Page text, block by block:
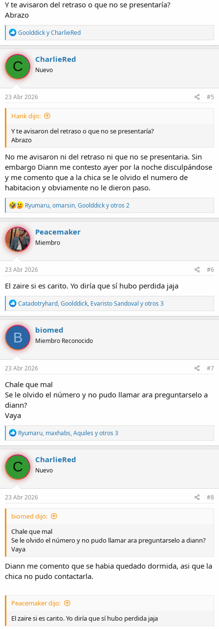
Y te avisaron del retraso o que no se presentaría?
Abrazo
R
e
a
c
c
i
o
n
e
GoolddickyCharlieRed
C CharlieRed
Nuevo
23 Abr 2026 #5
Hank dijo:
Y te avisaron del retraso o que no se presentaría?
Abrazo
No me avisaron ni del retraso ni que no se presentaria. Sin
embargo Diann me contesto ayer por la noche disculpándose
y me comento que a la chica se le olvido el numero de
habitacion y obviamente no le dieron paso.
R
e
a
c
c
i
o
n
e
:
Ryumaru,omarsin,Goolddicky otros 2
Peacemaker
Miembro
23 Abr 2026 #6
El zaire si es carito. Yo diría que sí hubo perdida jaja
R
e
a
c
c
i
o
n
e
s
:
Catadotryhard,Goolddick, Evaristo Sandoval y otros 3
B biomed
Miembro Reconocido
23 Abr 2026 #7
Chale que mal
Se le olvido el número y no pudo llamar ara preguntarselo a
diann?
Vaya
R
e
a
c
c
i
o
n
e
Ryumaru, maxhabs,Aquiles y otros 3
C CharlieRed
Nuevo
23 Abr 2026 #8
biomed dijo:
Chale que mal
Se le olvido el número y no pudo llamar ara preguntarselo a diann?
Vaya
Diann me comento que se habia quedado dormida, asi que la
chica no pudo contactarla.
Peacemaker dijo:
El zaire si es carito. Yo diría que sí hubo perdida jaja